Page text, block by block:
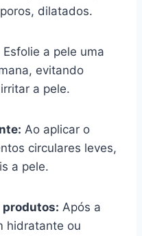
dilatados.
Esfolie a pele uma
evitando
a pele.
Ao aplicar o
circulares leves,
a pele.
produtos: Após a
hidratante ou